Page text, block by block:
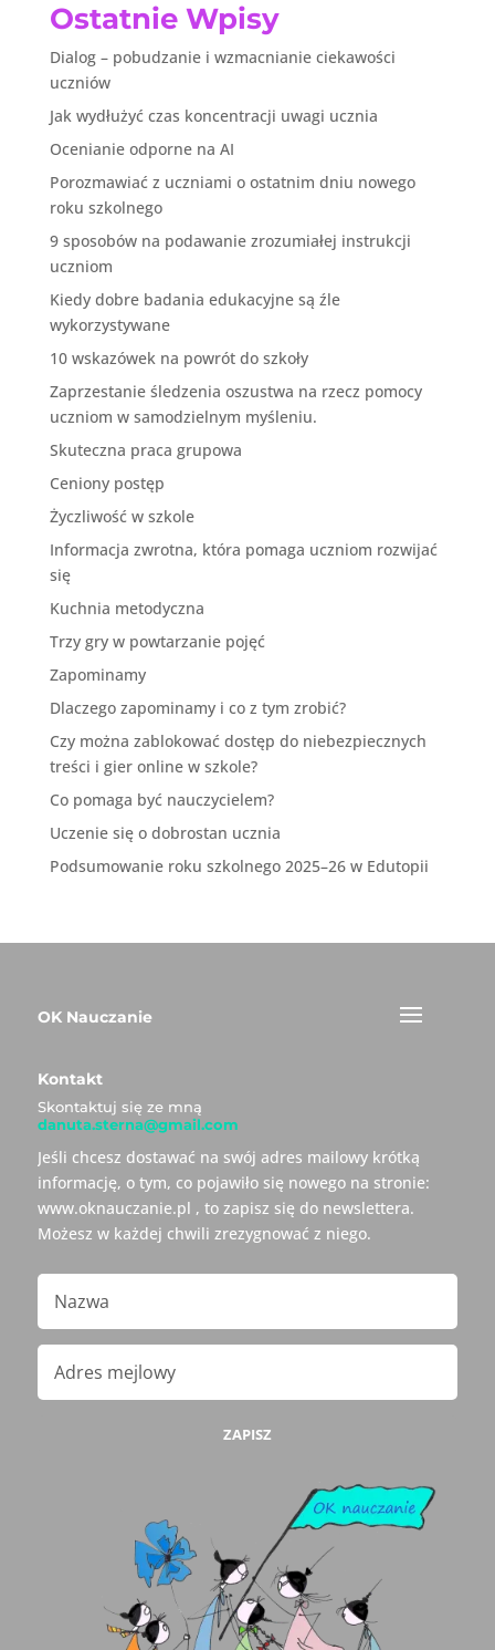
Ostatnie Wpisy
Dialog – pobudzanie i wzmacnianie ciekawości
uczniów
Jak wydłużyć czas koncentracji uwagi ucznia
Ocenianie odporne na AI
Porozmawiać z uczniami o ostatnim dniu nowego
roku szkolnego
9 sposobów na podawanie zrozumiałej instrukcji
uczniom
Kiedy dobre badania edukacyjne są źle
wykorzystywane
10 wskazówek na powrót do szkoły
Zaprzestanie śledzenia oszustwa na rzecz pomocy
uczniom w samodzielnym myśleniu.
Skuteczna praca grupowa
Ceniony postęp
Życzliwość w szkole
Informacja zwrotna, która pomaga uczniom rozwijać
się
Kuchnia metodyczna
Trzy gry w powtarzanie pojęć
Zapominamy
Dlaczego zapominamy i co z tym zrobić?
Czy można zablokować dostęp do niebezpiecznych
treści i gier online w szkole?
Co pomaga być nauczycielem?
Uczenie się o dobrostan ucznia
Podsumowanie roku szkolnego 2025–26 w Edutopii
OK Nauczanie
Kontakt
Skontaktuj się ze mną
danuta.sterna@gmail.com
Jeśli chcesz dostawać na swój adres mailowy krótką
informację, o tym, co pojawiło się nowego na stronie:
www.oknauczanie.pl , to zapisz się do newslettera.
Możesz w każdej chwili zrezygnować z niego.
ZAPISZ